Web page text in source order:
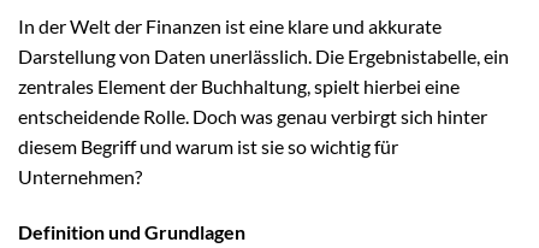
In der Welt der Finanzen ist eine klare und akkurate
Darstellung von Daten unerlässlich. Die Ergebnistabelle, ein
zentrales Element der Buchhaltung, spielt hierbei eine
entscheidende Rolle. Doch was genau verbirgt sich hinter
diesem Begriff und warum ist sie so wichtig für
Unternehmen?
Definition und Grundlagen